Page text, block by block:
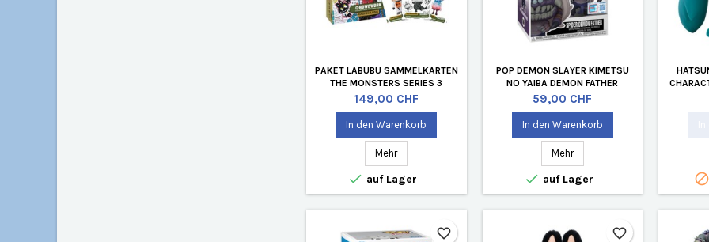
PAKET LABUBU SAMMELKARTEN
THE MONSTERS SERIES 3
Preis
149,00 CHF
In den Warenkorb
Mehr
 auf Lager
POP DEMON SLAYER KIMETSU
NO YAIBA DEMON FATHER
LIMITIERTE AUFLAGE
Preis
59,00 CHF
In den Warenkorb
Mehr
 auf Lager 
favorite_border favorite_border